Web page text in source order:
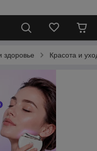
здоровье Красота и